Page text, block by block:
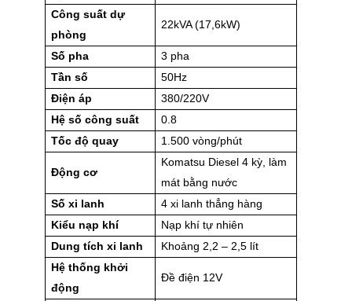
Công suất dự
phòng
22kVA (17,6kW)
Số pha
3 pha
Tần số
50Hz
Điện áp
380/220V
Hệ số công suất
0.8
Tốc độ quay
1.500 vòng/phút
Động cơ
Komatsu Diesel 4 kỳ, làm
mát bằng nước
Số xi lanh
4 xi lanh thẳng hàng
Kiểu nạp khí
Nạp khí tự nhiên
Dung tích xi lanh
Khoảng 2,2 – 2,5 lít
Hệ thống khởi
động
Đề điện 12V